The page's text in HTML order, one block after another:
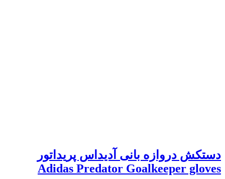
دستکش دروازه بانی آدیداس پریداتور
Adidas Predator Goalkeeper gloves